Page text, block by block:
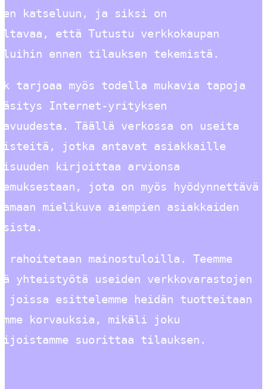
katseluun, ja siksi on
että Tutustu verkkokaupan
ennen tilauksen tekemistä.
tarjoaa myös todella mukavia tapoja
Internet-yrityksen
Täällä verkossa on useita
jotka antavat asiakkaille
kirjoittaa arvionsa
jota on myös hyödynnettävä
mielikuva aiempien asiakkaiden
rahoitetaan mainostuloilla. Teemme
yhteistyötä useiden verkkovarastojen
joissa esittelemme heidän tuotteitaan
korvauksia, mikäli joku
suorittaa tilauksen.